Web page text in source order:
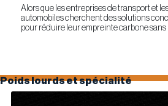
Alors que les entreprises de transport et
automobiles cherchent des solutions
pour réduire leur empreinte carbone
Poids lourds et spécialité